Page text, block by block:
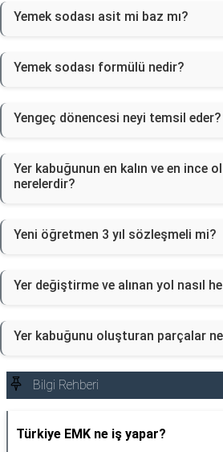
Yemek sodası asit mi baz mı?
Yemek sodası formülü nedir?
Yengeç dönencesi neyi temsil eder?
Yer kabuğunun en kalın ve en ince
nerelerdir?
Yeni öğretmen 3 yıl sözleşmeli mi?
Yer değiştirme ve alınan yol nasıl
Yer kabuğunu oluşturan parçalar
Bilgi Rehberi
Türkiye EMK ne iş yapar?